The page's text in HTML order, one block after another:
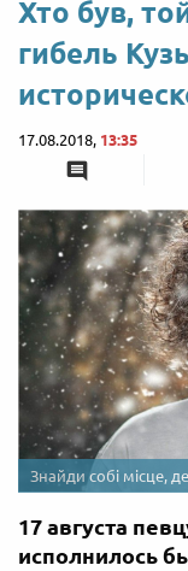
Хто був,
гибель
17.08.2018, 13:35
Знайди собі місце,
17 августа
исполнилось